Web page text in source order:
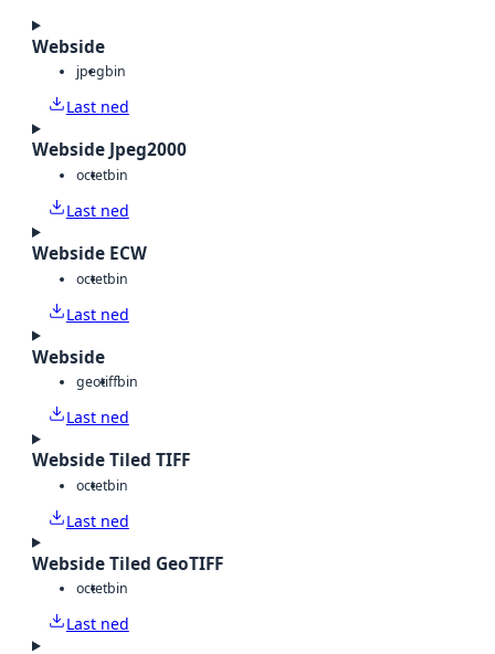
Webside
jpegbin
Last ned
Webside Jpeg2000
octetbin
Last ned
Webside ECW
octetbin
Last ned
Webside
geotiffbin
Last ned
Webside Tiled TIFF
octetbin
Last ned
Webside Tiled GeoTIFF
octetbin
Last ned